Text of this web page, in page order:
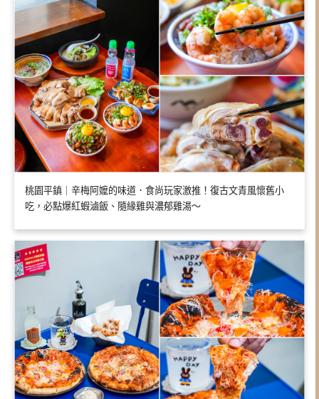
桃園平鎮｜辛梅阿嬤的味道．食尚玩家激推！復古文青風懷舊小
吃，必點爆紅蝦滷飯、隨緣雞與濃郁雞湯～